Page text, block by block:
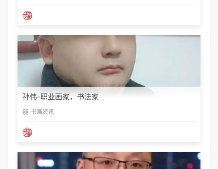
孙伟-职业画家，书法家
书画资讯